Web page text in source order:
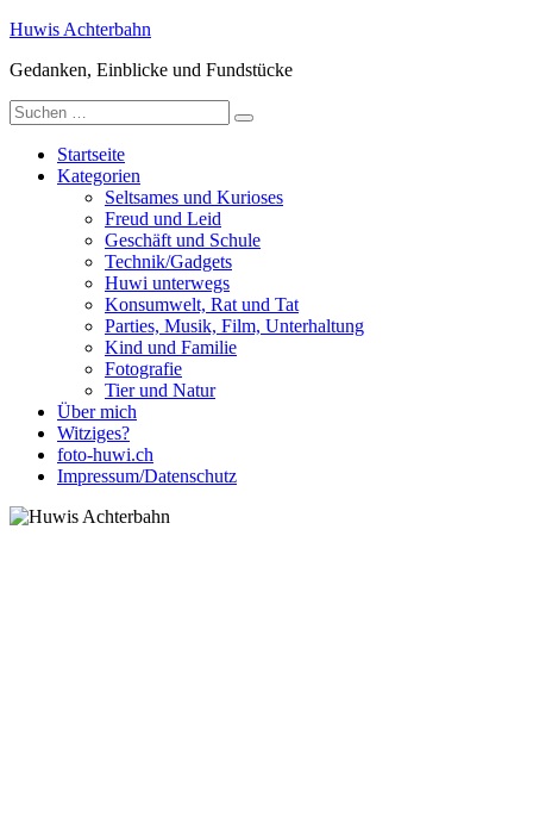
Zum
springen
Huwis Achterbahn
Gedanken, Einblicke und Fundstücke
Suche
nach:
Startseite
Kategorien
Seltsames und Kurioses
Freud und Leid
Geschäft und Schule
Technik/Gadgets
Huwi unterwegs
Konsumwelt, Rat und Tat
Parties, Musik, Film, Unterhaltung
Kind und Familie
Fotografie
Tier und Natur
Über mich
Witziges?
foto-huwi.ch
Impressum/Datenschutz